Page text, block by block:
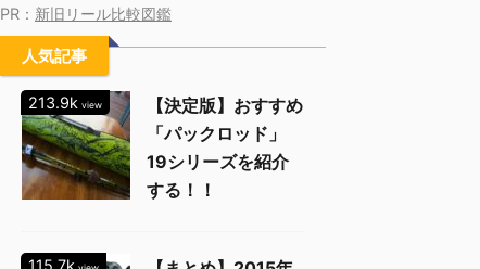
PR： 新旧リール比較図鑑
人気記事
213.9k view
【決定版】おすすめ
「パックロッド」
19シリーズを紹介
する！！